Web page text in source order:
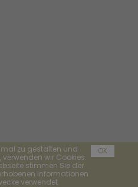
zu gestalten und
wir Cookies.
stimmen Sie der
Informationen
verwendet.
OK